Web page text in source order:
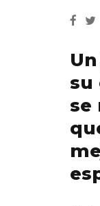
su
se